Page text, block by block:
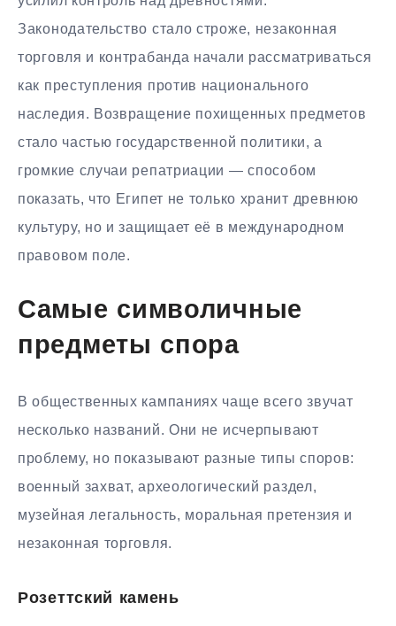
Законодательство стало строже, незаконная
торговля и контрабанда начали рассматриваться
как преступления против национального
наследия. Возвращение похищенных предметов
стало частью государственной политики, а
громкие случаи репатриации — способом
показать, что Египет не только хранит древнюю
культуру, но и защищает её в международном
правовом поле.
Самые символичные
предметы спора
В общественных кампаниях чаще всего звучат
несколько названий. Они не исчерпывают
проблему, но показывают разные типы споров:
военный захват, археологический раздел,
музейная легальность, моральная претензия и
незаконная торговля.
Розеттский камень